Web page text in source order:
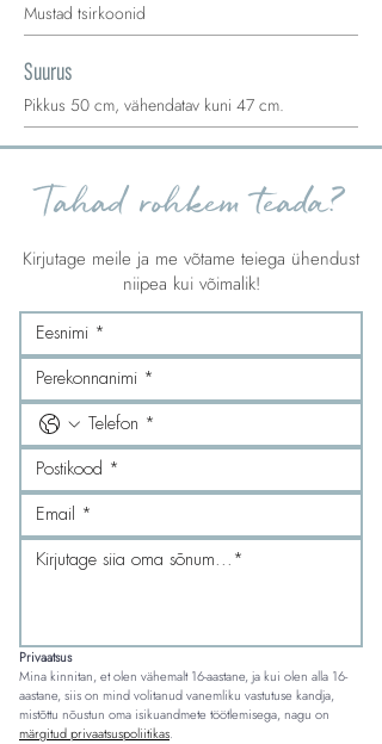
Mustad tsirkoonid
Suurus
Pikkus 50 cm, vähendatav kuni 47 cm.
Tahad rohkem teada?
Kirjutage meile ja me võtame teiega ühendust
niipea kui võimalik!
Privaatsus
Mina kinnitan, et olen vähemalt 16-aastane, ja kui olen alla 16-
aastane, siis on mind volitanud vanemliku vastutuse kandja,
märgitud privaatsuspoliitikas.